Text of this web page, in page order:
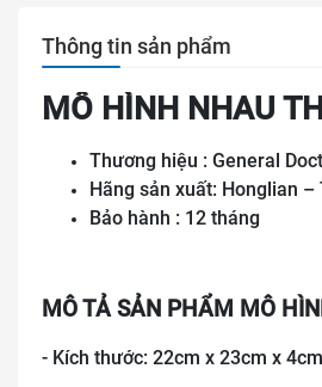
Thông tin sản phẩm
MÔ HÌNH NHAU
Thương hiệu : General
Hãng sản xuất: Honglian –
Bảo hành : 12 tháng
MÔ TẢ SẢN PHẨM MÔ
- Kích thước: 22cm x 23cm x 4cm